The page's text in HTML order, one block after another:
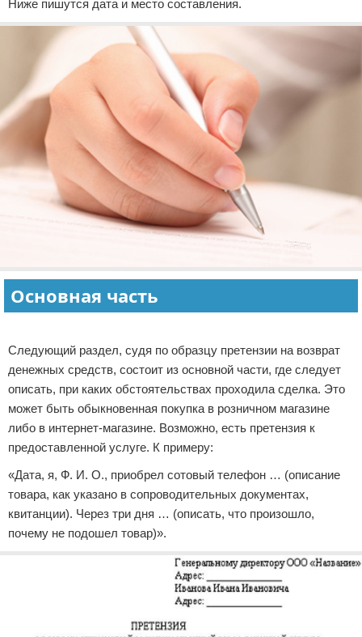
Ниже пишутся дата и место составления.
Основная часть
Следующий раздел, судя по образцу претензии на возврат
денежных средств, состоит из основной части, где следует
описать, при каких обстоятельствах проходила сделка. Это
может быть обыкновенная покупка в розничном магазине
либо в интернет-магазине. Возможно, есть претензия к
предоставленной услуге. К примеру:
«Дата, я, Ф. И. О., приобрел сотовый телефон … (описание
товара, как указано в сопроводительных документах,
квитанции). Через три дня … (описать, что произошло,
почему не подошел товар)».